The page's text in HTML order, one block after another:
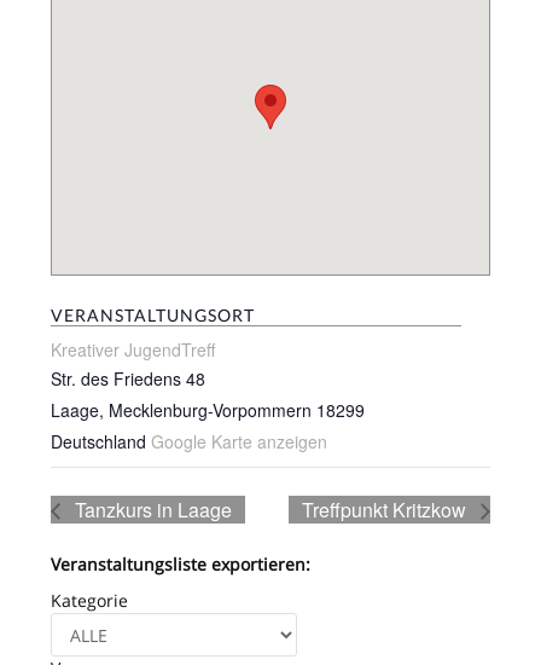
VERANSTALTUNGSORT
Kreativer JugendTreff
Str. des Friedens 48
Laage, Mecklenburg-Vorpommern 18299
Deutschland Google Karte anzeigen
Tanzkurs in Laage Treffpunkt Kritzkow
Veranstaltungsliste exportieren:
Kategorie